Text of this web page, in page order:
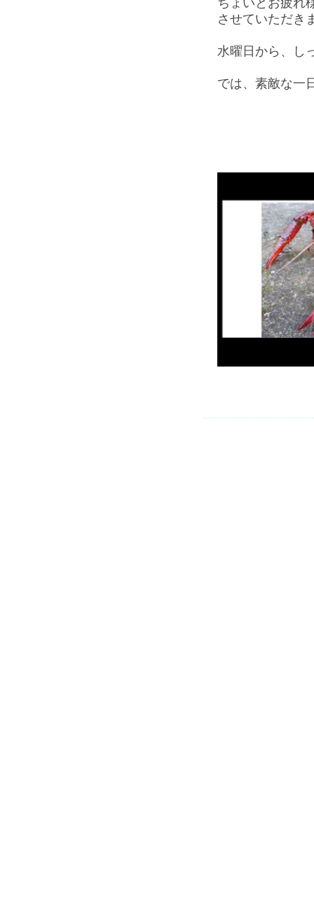
ちょいとお疲れ
させていただき
水曜日から、し
では、素敵な一